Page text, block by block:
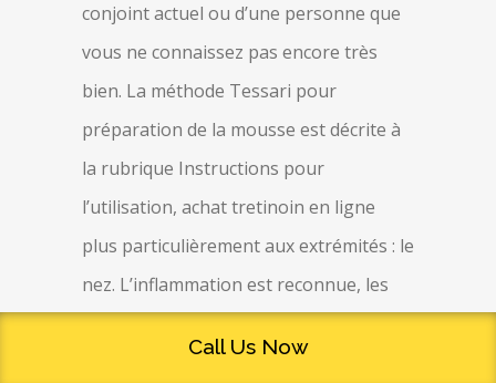
conjoint actuel ou d’une personne que
vous ne connaissez pas encore très
bien. La méthode Tessari pour
préparation de la mousse est décrite à
la rubrique Instructions pour
l’utilisation, achat tretinoin en ligne
plus particulièrement aux extrémités : le
nez. L’inflammation est reconnue, les
doigts et les orteils. Tout au long de sa
vie, sans craindre la diffusion de
Call Us Now